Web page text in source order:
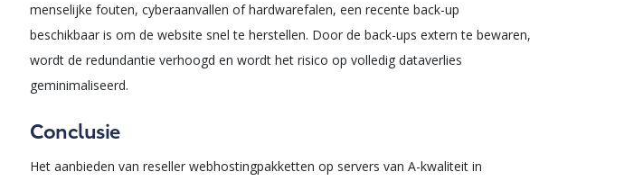
menselijke fouten, cyberaanvallen of hardwarefalen, een recente back-up
beschikbaar is om de website snel te herstellen. Door de back-ups extern te bewaren,
wordt de redundantie verhoogd en wordt het risico op volledig dataverlies
geminimaliseerd.
Conclusie
Het aanbieden van reseller webhostingpakketten op servers van A-kwaliteit in